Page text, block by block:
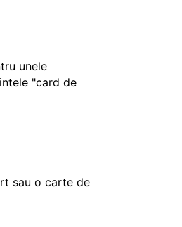
unele
"card de
sau o carte de